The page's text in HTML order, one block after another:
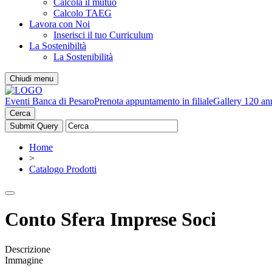
Calcola il mutuo
Calcolo TAEG
Lavora con Noi
Inserisci il tuo Curriculum
La Sostenibiltà
La Sostenibilità
Chiudi menu
Eventi Banca di PesaroPrenota appuntamento in filialeGallery 120
Cerca
Home
>
Catalogo Prodotti
Conto Sfera Imprese Soci
Descrizione
Immagine